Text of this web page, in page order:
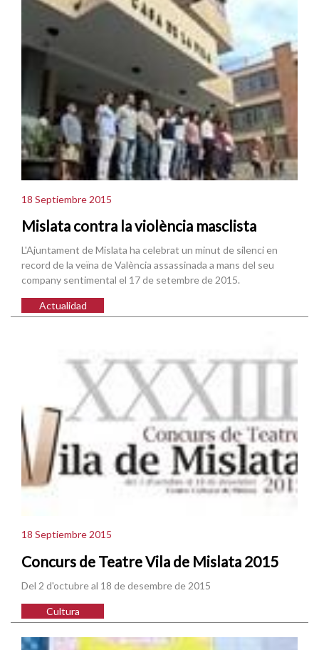
18 Septiembre 2015
Mislata contra la violència masclista
L'Ajuntament de Mislata ha celebrat un minut de silenci en
record de la veïna de València assassinada a mans del seu
company sentimental el 17 de setembre de 2015.
Actualidad
18 Septiembre 2015
Concurs de Teatre Vila de Mislata 2015
Del 2 d'octubre al 18 de desembre de 2015
Cultura